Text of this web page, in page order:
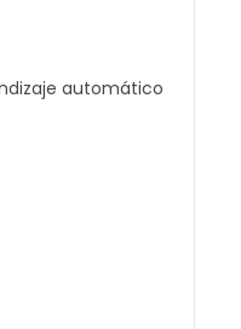
automático